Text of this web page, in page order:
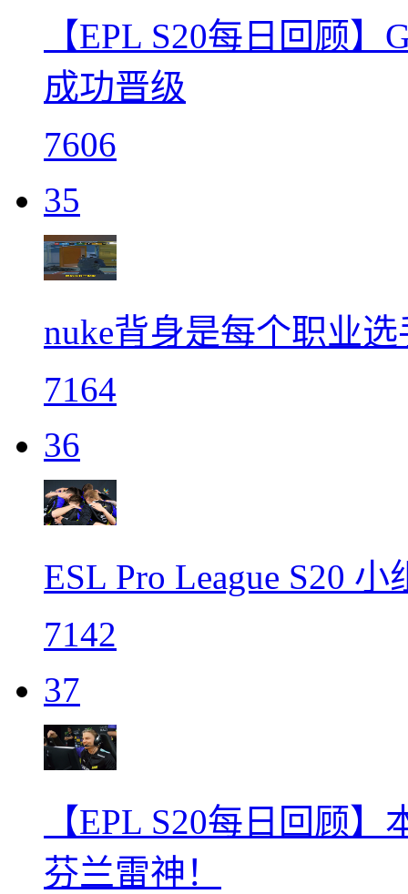
【EPL S20每日回顾
成功晋级
7606
35
nuke背身是每个职业
7164
36
ESL Pro League S20
7142
37
【EPL S20每日回顾
芬兰雷神！